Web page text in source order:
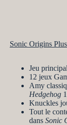
Sonic Origins
Jeu
12 jeux
Amy
Hedgehog
Knuckles
Tout le
dans Sonic